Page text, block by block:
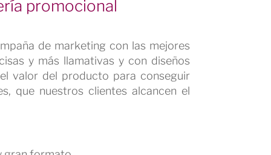
promocional
de marketing con las mejores
y más llamativas y con diseños
valor del producto para conseguir
que nuestros clientes alcancen el